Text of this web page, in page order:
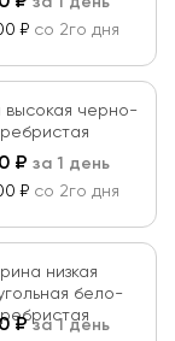
₽ со 2го дня
высокая черно-
₽ за 1 день
₽ со 2го дня
низкая
бело-
₽за 1 день